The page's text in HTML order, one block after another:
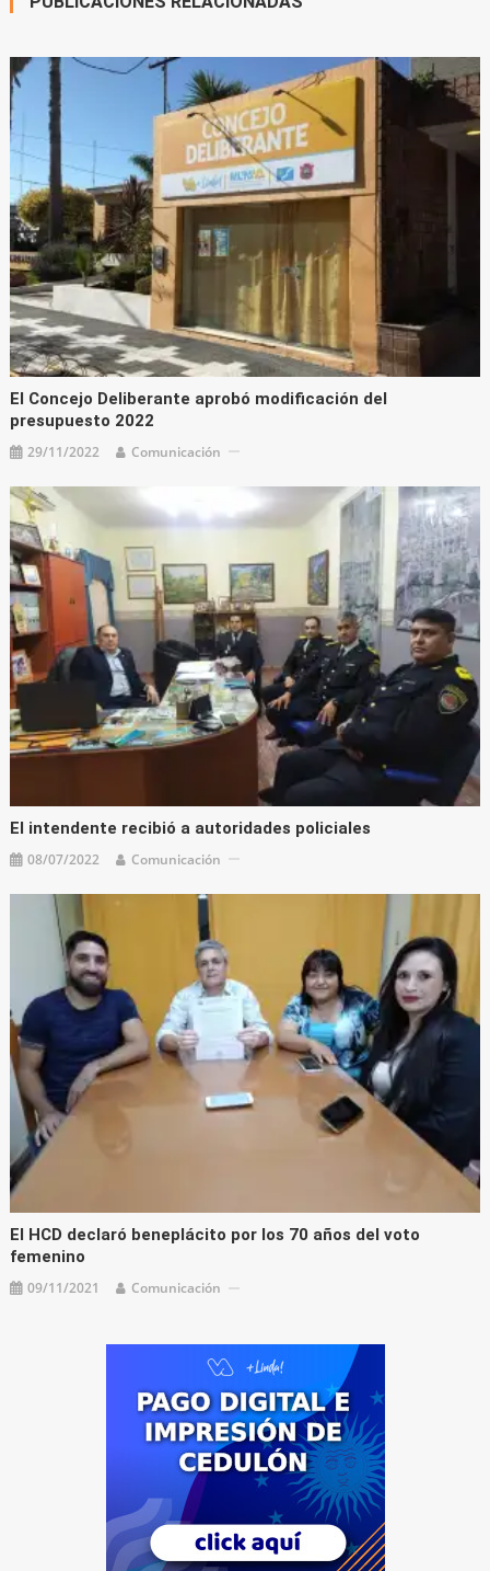
El Concejo Deliberante aprobó modificación del
presupuesto 2022
29/11/2022 Comunicación
El intendente recibió a autoridades policiales
08/07/2022 Comunicación
El HCD declaró beneplácito por los 70 años del voto
femenino
09/11/2021 Comunicación